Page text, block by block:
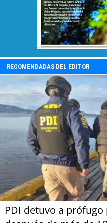
RECOMENDADAS DEL EDITOR
PDI detuvo a